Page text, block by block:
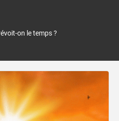
on le temps ?